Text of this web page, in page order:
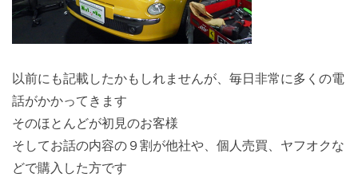
以前にも記載したかもしれませんが、毎日非常に多くの電
話がかかってきます
そのほとんどが初見のお客様
そしてお話の内容の９割が他社や、個人売買、ヤフオクな
どで購入した方です